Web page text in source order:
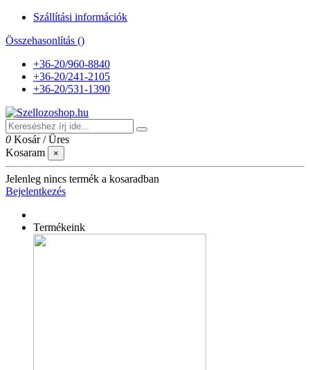
Szállítási információk
Összehasonlítás ()
+36-20/960-8840
+36-20/241-2105
+36-20/531-1390
0 Kosár /Üres
Kosaram
×
Jelenleg nincs termék a kosaradban
Bejelentkezés
Termékeink